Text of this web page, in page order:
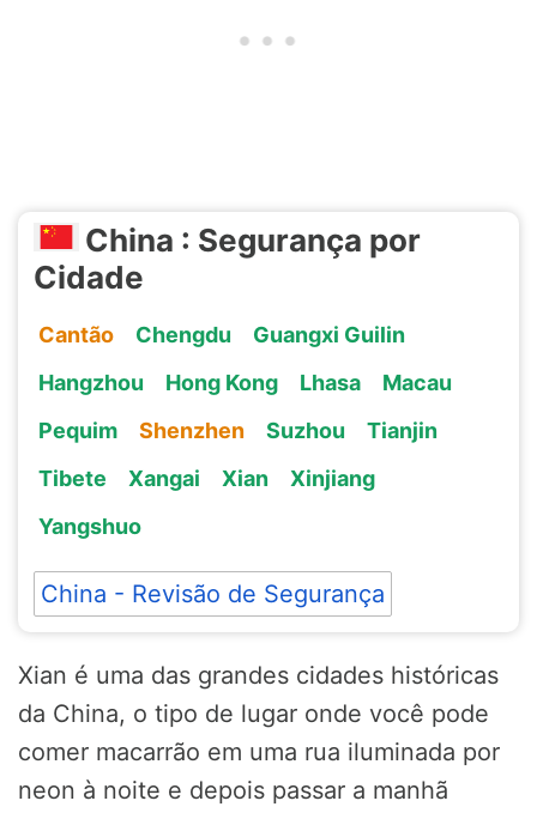
China : Segurança por
Cidade
Cantão Chengdu
Guangxi Guilin
Hangzhou
Hong Kong Lhasa
Macau
Pequim
Shenzhen Suzhou
Tianjin
Tibete
Xangai Xian
Xinjiang
Yangshuo
China - Revisão de Segurança
Xian é uma das grandes cidades históricas
da China, o tipo de lugar onde você pode
comer macarrão em uma rua iluminada por
neon à noite e depois passar a manhã